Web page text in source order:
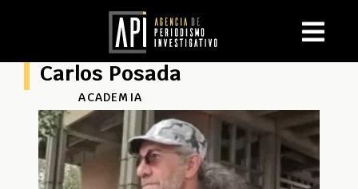
Carlos Posada
ACADEMIA